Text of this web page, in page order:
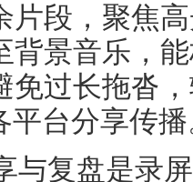
片段，聚焦
背景音乐，
免过长拖沓
平台分享传
与复盘是录